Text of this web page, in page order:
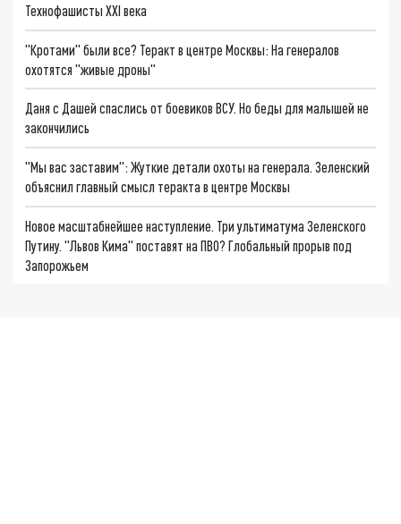
Технофашисты XXI века
"Кротами" были все? Теракт в центре Москвы: На генералов
охотятся "живые дроны"
Даня с Дашей спаслись от боевиков ВСУ. Но беды для малышей не
закончились
"Мы вас заставим": Жуткие детали охоты на генерала. Зеленский
объяснил главный смысл теракта в центре Москвы
Новое масштабнейшее наступление. Три ультиматума Зеленского
Путину. "Львов Кима" поставят на ПВО? Глобальный прорыв под
Запорожьем